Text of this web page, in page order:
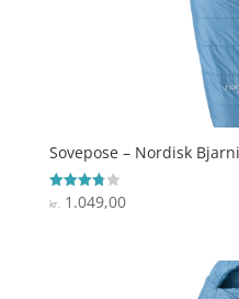
Sovepose – Nordisk
Vurderet
3.8
kr.1.049,00